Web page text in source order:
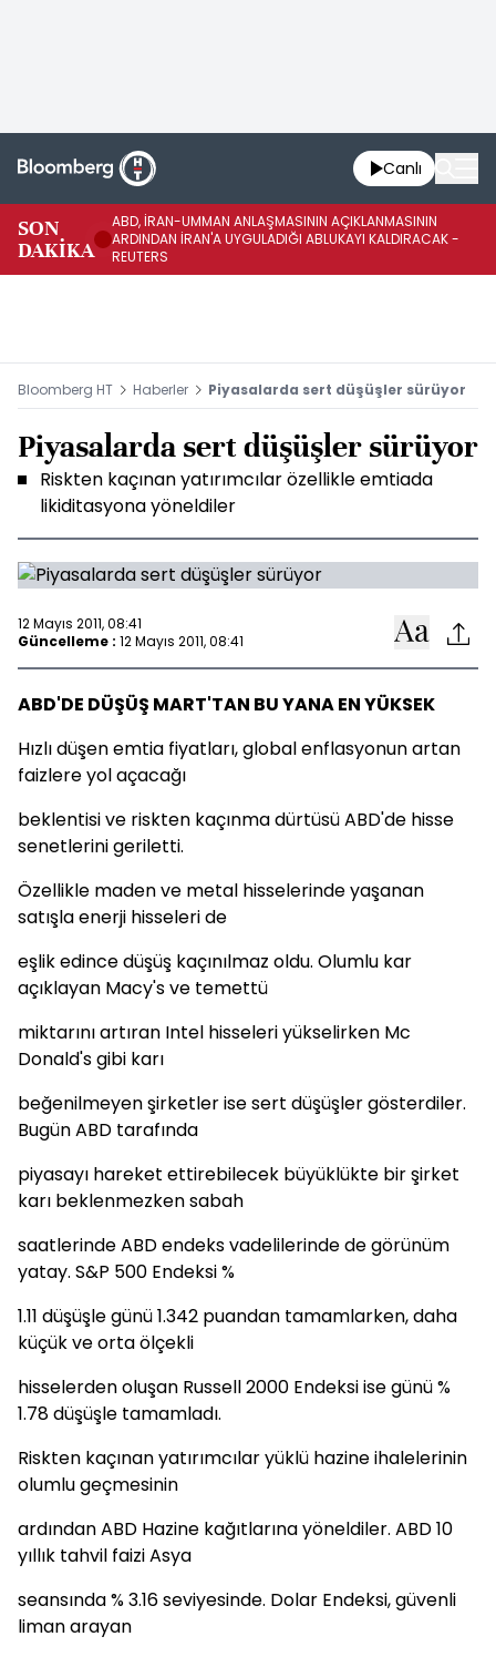
Canlı
SON
DAKİKA
ABD, İRAN-UMMAN ANLAŞMASININ AÇIKLANMASININ
ARDINDAN İRAN'A UYGULADIĞI ABLUKAYI KALDIRACAK -
REUTERS
Bloomberg HT Haberler Piyasalarda sert düşüşler sürüyor
Piyasalarda sert düşüşler sürüyor
Riskten kaçınan yatırımcılar özellikle emtiada
likiditasyona yöneldiler
12 Mayıs 2011, 08:41
Güncelleme : 12 Mayıs 2011, 08:41
ABD'DE DÜŞÜŞ MART'TAN BU YANA EN YÜKSEK
Hızlı düşen emtia fiyatları, global enflasyonun artan
faizlere yol açacağı
beklentisi ve riskten kaçınma dürtüsü ABD'de hisse
senetlerini geriletti.
Özellikle maden ve metal hisselerinde yaşanan
satışla enerji hisseleri de
eşlik edince düşüş kaçınılmaz oldu. Olumlu kar
açıklayan Macy's ve temettü
miktarını artıran Intel hisseleri yükselirken Mc
Donald's gibi karı
beğenilmeyen şirketler ise sert düşüşler gösterdiler.
Bugün ABD tarafında
piyasayı hareket ettirebilecek büyüklükte bir şirket
karı beklenmezken sabah
saatlerinde ABD endeks vadelilerinde de görünüm
yatay. S&P 500 Endeksi %
1.11 düşüşle günü 1.342 puandan tamamlarken, daha
küçük ve orta ölçekli
hisselerden oluşan Russell 2000 Endeksi ise günü %
1.78 düşüşle tamamladı.
Riskten kaçınan yatırımcılar yüklü hazine ihalelerinin
olumlu geçmesinin
ardından ABD Hazine kağıtlarına yöneldiler. ABD 10
yıllık tahvil faizi Asya
seansında % 3.16 seviyesinde. Dolar Endeksi, güvenli
liman arayan